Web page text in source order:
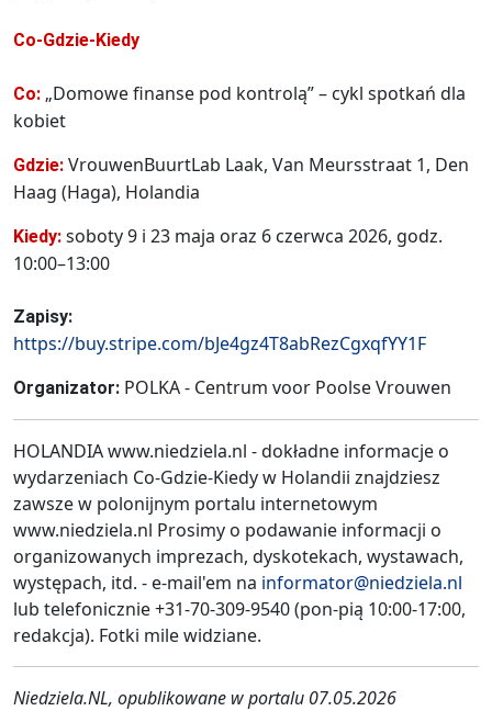
Co-Gdzie-Kiedy
Co: „Domowe finanse pod kontrolą” – cykl spotkań dla
kobiet
Gdzie: VrouwenBuurtLab Laak, Van Meursstraat 1, Den
Haag (Haga), Holandia
Kiedy: soboty 9 i 23 maja oraz 6 czerwca 2026, godz.
10:00–13:00
Zapisy:
https://buy.stripe.com/bJe4gz4T8abRezCgxqfYY1F
Organizator: POLKA - Centrum voor Poolse Vrouwen
HOLANDIA www.niedziela.nl - dokładne informacje o
wydarzeniach Co-Gdzie-Kiedy w Holandii znajdziesz
zawsze w polonijnym portalu internetowym
www.niedziela.nl Prosimy o podawanie informacji o
organizowanych imprezach, dyskotekach, wystawach,
występach, itd. - e-mail'em na informator@niedziela.nl
lub telefonicznie +31-70-309-9540 (pon-pią 10:00-17:00,
redakcja). Fotki mile widziane.
Niedziela.NL, opublikowane w portalu 07.05.2026